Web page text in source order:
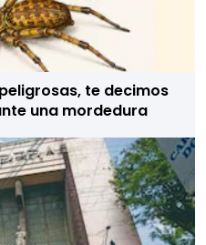
te decimos
una mordedura